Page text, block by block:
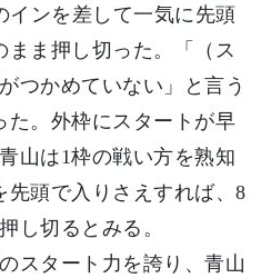
インを差して一気に先頭
まま押し切った。「（ス
つかめていない」と言う
た。外枠にスタートが早
山は1枠の戦い方を熟知
先頭で入りさえすれば、8
し切るとみる。
スタート力を誇り、青山